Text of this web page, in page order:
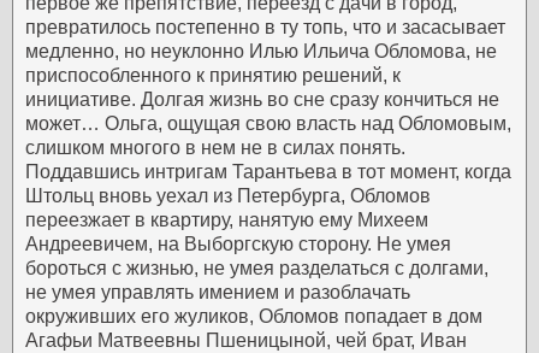
превратилось постепенно в ту топь, что и засасывает
медленно, но неуклонно Илью Ильича Обломова, не
приспособленного к принятию решений, к
инициативе. Долгая жизнь во сне сразу кончиться не
может… Ольга, ощущая свою власть над Обломовым,
слишком многого в нем не в силах понять.
Поддавшись интригам Тарантьева в тот момент, когда
Штольц вновь уехал из Петербурга, Обломов
переезжает в квартиру, нанятую ему Михеем
Андреевичем, на Выборгскую сторону. Не умея
бороться с жизнью, не умея разделаться с долгами,
не умея управлять имением и разоблачать
окруживших его жуликов, Обломов попадает в дом
Агафьи Матвеевны Пшеницыной, чей брат, Иван